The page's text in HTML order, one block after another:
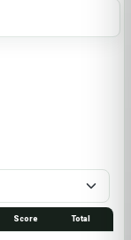
Score Total